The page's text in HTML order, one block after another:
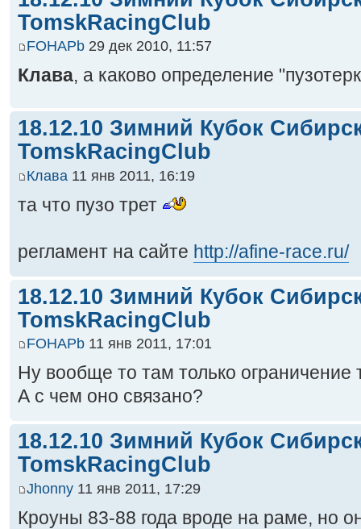
TomskRacingClub
FOHAPb 29 дек 2010, 11:57
Клава, а каково определение
18.12.10 Зимний Кубок
TomskRacingClub
Клава 11 янв 2011, 16:19
та что пузо трет
регламент на сайте http://afine-race.ru/
18.12.10 Зимний Кубок
TomskRacingClub
FOHAPb 11 янв 2011, 17:01
Ну вообще то там только ограничение
А с чем оно связано?
18.12.10 Зимний Кубок
TomskRacingClub
Jhonny 11 янв 2011, 17:29
Кроуны 83-88 года вроде на раме, но